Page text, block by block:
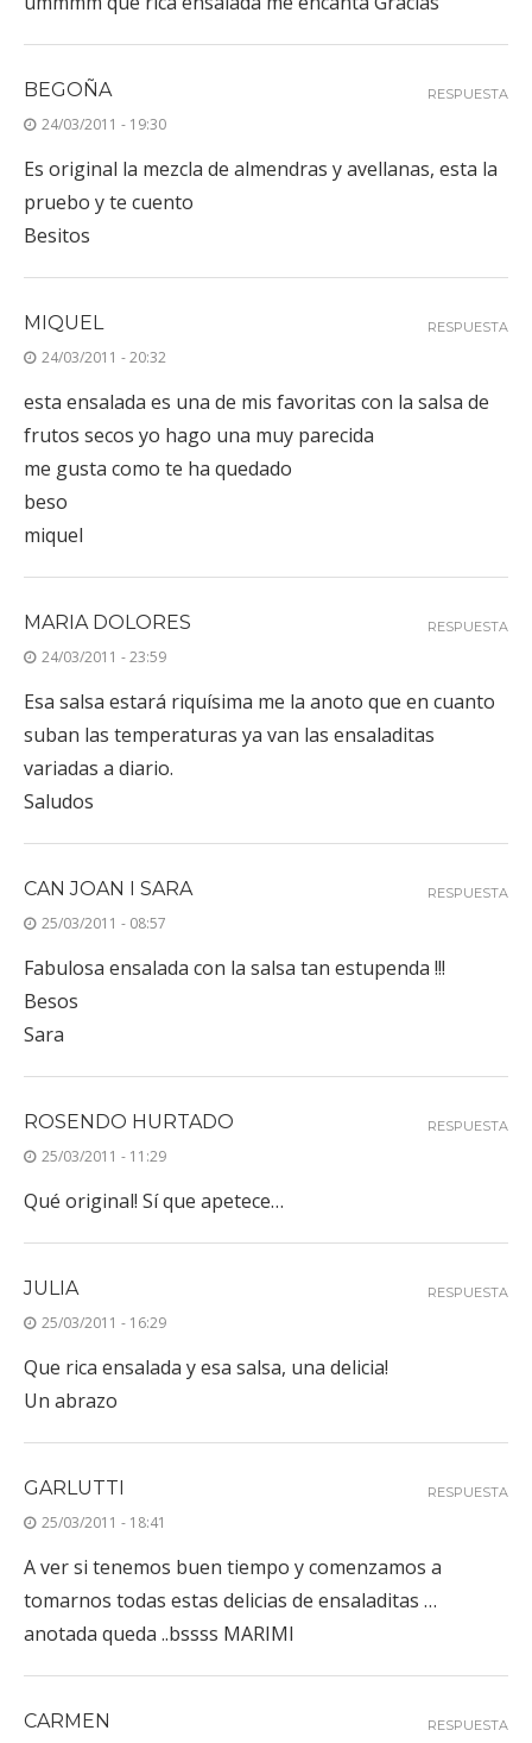
BEGOÑA
24/03/2011 - 19:30
Es original la mezcla de almendras y avellanas, esta la
pruebo y te cuento
Besitos
RESPUESTA
MIQUEL
24/03/2011 - 20:32
esta ensalada es una de mis favoritas con la salsa de
frutos secos yo hago una muy parecida
me gusta como te ha quedado
beso
miquel
RESPUESTA
MARIA DOLORES
24/03/2011 - 23:59
Esa salsa estará riquísima me la anoto que en cuanto
suban las temperaturas ya van las ensaladitas
variadas a diario.
Saludos
RESPUESTA
CAN JOAN I SARA
25/03/2011 - 08:57
Fabulosa ensalada con la salsa tan estupenda !!!
Besos
Sara
RESPUESTA
ROSENDO HURTADO
25/03/2011 - 11:29
Qué original! Sí que apetece…
RESPUESTA
JULIA
25/03/2011 - 16:29
Que rica ensalada y esa salsa, una delicia!
Un abrazo
RESPUESTA
GARLUTTI
25/03/2011 - 18:41
A ver si tenemos buen tiempo y comenzamos a
tomarnos todas estas delicias de ensaladitas …
anotada queda ..bssss MARIMI
RESPUESTA
CARMEN RESPUESTA